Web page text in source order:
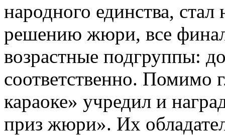
народного единства,
решению жюри, все
возрастные подгруппы:
соответственно. Помимо
караоке» учредил и
приз жюри». Их